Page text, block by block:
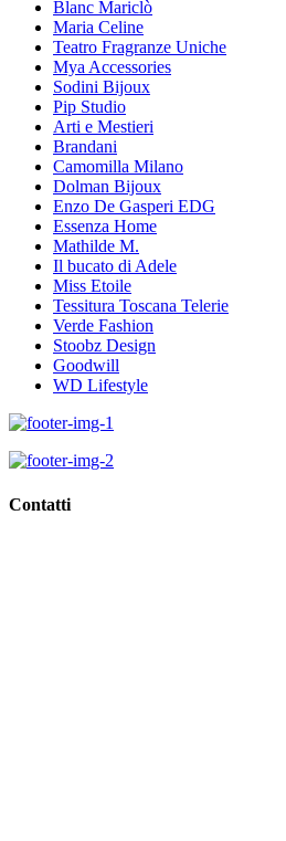
Blanc Mariclò
Maria Celine
Teatro Fragranze Uniche
Mya Accessories
Sodini Bijoux
Pip Studio
Arti e Mestieri
Brandani
Camomilla Milano
Dolman Bijoux
Enzo De Gasperi EDG
Essenza Home
Mathilde M.
Il bucato di Adele
Miss Etoile
Tessitura Toscana Telerie
Verde Fashion
Stoobz Design
Goodwill
WD Lifestyle
Contatti